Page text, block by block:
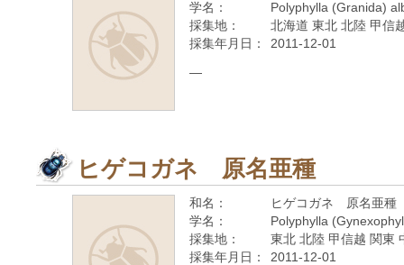
学名：
Polyphylla (Granida)
採集地：
北海道 東北 北陸 甲信
採集年月日：
2011-12-01
—
ヒゲコガネ 原名亜種
和名：
ヒゲコガネ 原名亜種
学名：
Polyphylla
採集地：
東北 北陸 甲信越 関東
採集年月日：
2011-12-01